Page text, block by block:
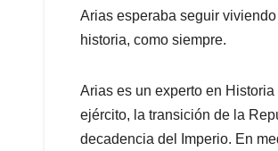
Arias esperaba seguir
historia, como siempre.
Arias es un experto en
ejército, la transición de la
decadencia del Imperio. En